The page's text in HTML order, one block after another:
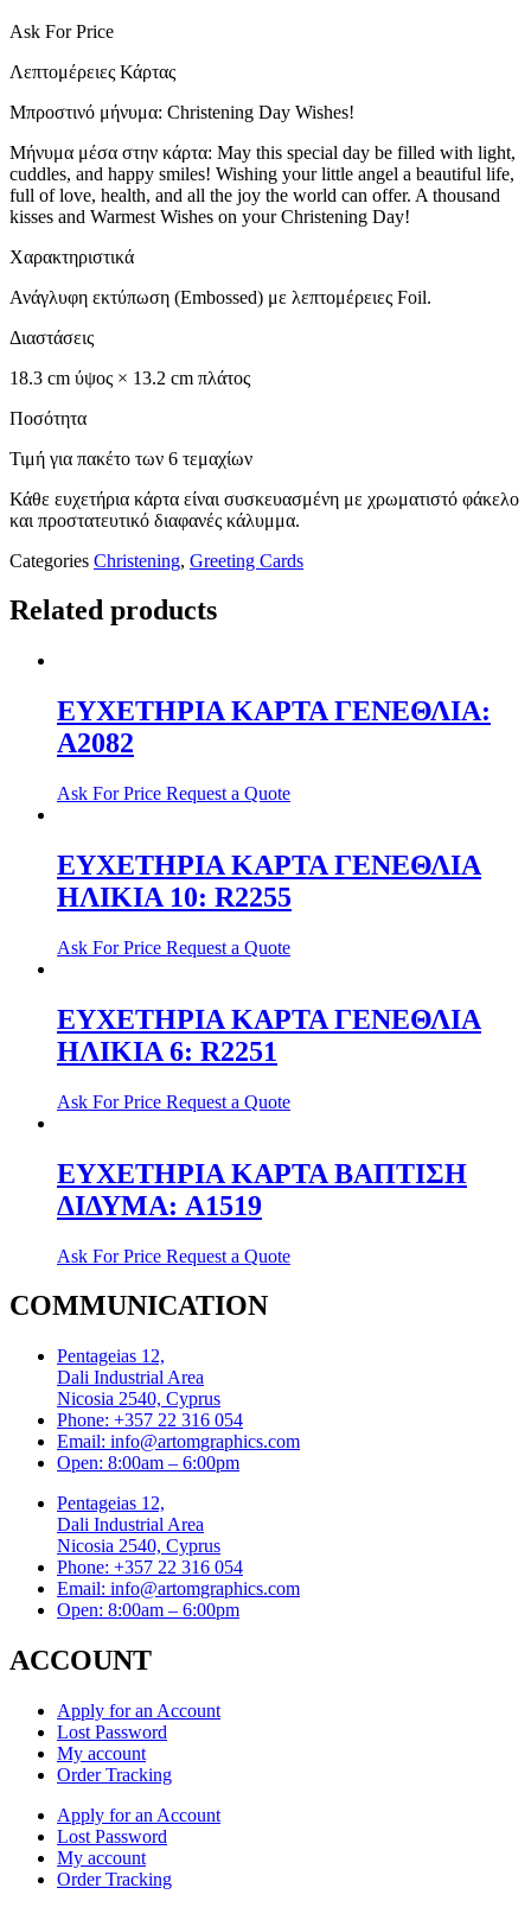
Ask For Price
Λεπτομέρειες Κάρτας
Μπροστινό μήνυμα: Christening Day Wishes!
Μήνυμα μέσα στην κάρτα: May this special day be filled with light,
cuddles, and happy smiles! Wishing your little angel a beautiful life,
full of love, health, and all the joy the world can offer. A thousand
kisses and Warmest Wishes on your Christening Day!
Χαρακτηριστικά
Ανάγλυφη εκτύπωση (Embossed) με λεπτομέρειες Foil.
Διαστάσεις
18.3 cm ύψος × 13.2 cm πλάτος
Ποσότητα
Τιμή για πακέτο των 6 τεμαχίων
Κάθε ευχετήρια κάρτα είναι συσκευασμένη με χρωματιστό φάκελο
και προστατευτικό διαφανές κάλυμμα.
Categories Christening, Greeting Cards
Related products
ΕΥΧΕΤΗΡΙΑ ΚΑΡΤΑ ΓΕΝΕΘΛΙΑ:
Α2082
Ask For Price Request a Quote
ΕΥΧΕΤΗΡΙΑ ΚΑΡΤΑ ΓΕΝΕΘΛΙΑ
ΗΛΙΚΙΑ 10: R2255
Ask For Price Request a Quote
ΕΥΧΕΤΗΡΙΑ ΚΑΡΤΑ ΓΕΝΕΘΛΙΑ
ΗΛΙΚΙΑ 6: R2251
Ask For Price Request a Quote
ΕΥΧΕΤΗΡΙΑ ΚΑΡΤΑ ΒΑΠΤΙΣΗ
ΔΙΔΥΜΑ: A1519
Ask For Price Request a Quote
COMMUNICATION
Pentageias 12,
Dali Industrial Area
Nicosia 2540, Cyprus
Phone: +357 22 316 054
Email: info@artomgraphics.com
Open: 8:00am – 6:00pm
Pentageias 12,
Dali Industrial Area
Nicosia 2540, Cyprus
Phone: +357 22 316 054
Email: info@artomgraphics.com
Open: 8:00am – 6:00pm
ACCOUNT
Apply for an Account
Lost Password
My account
Order Tracking
Apply for an Account
Lost Password
My account
Order Tracking